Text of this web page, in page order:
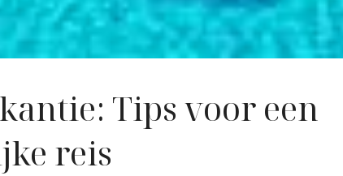
Tips voor een
reis